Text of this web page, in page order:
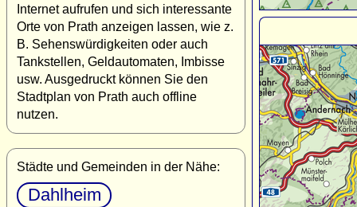
Internet aufrufen und sich interessante
Orte von Prath anzeigen lassen, wie z.
B. Sehenswürdigkeiten oder auch
Tankstellen, Geldautomaten, Imbisse
usw. Ausgedruckt können Sie den
Stadtplan von Prath auch offline
nutzen.
Städte und Gemeinden in der Nähe:
Dahlheim